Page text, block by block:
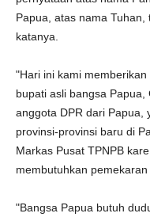
Papua, atas nama
katanya.
"Hari ini kami
bupati asli bangsa
anggota DPR dari Papua,
provinsi-provinsi baru di
Markas Pusat TPNPB
membutuhkan
"Bangsa Papua butuh